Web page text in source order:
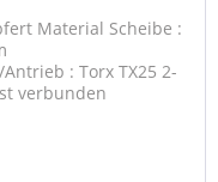
Material Scheibe :
: Torx TX25 2-
verbunden